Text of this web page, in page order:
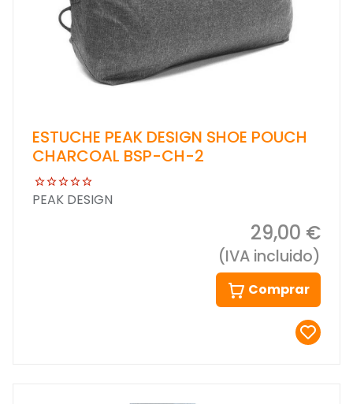
ESTUCHE PEAK DESIGN SHOE POUCH
CHARCOAL BSP-CH-2
PEAK DESIGN
29,00 €
(IVA incluido)
Comprar